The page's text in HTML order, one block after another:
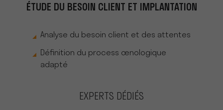
ÉTUDE DU BESOIN CLIENT ET IMPLANTATION
Analyse du besoin client et des attentes
Définition du process œnologique
adapté
EXPERTS DÉDIÉS